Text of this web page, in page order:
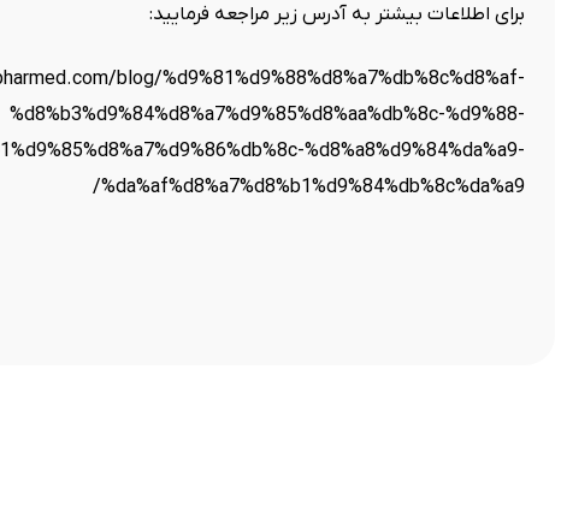
برای اطلاعات بیشتر به آدرس زیر مراجعه فرمایید:
blog/%d9%81%d9%88%d8%a7%db%8c%d8%af-
%d8%b3%d9%84%d8%a7%d9%85%d8%aa%db%8c-%d9%88-
%d8%a8%d9%84%da%a9-
%da%af%d8%a7%d8%b1%d9%84%db%8c%da%a9/